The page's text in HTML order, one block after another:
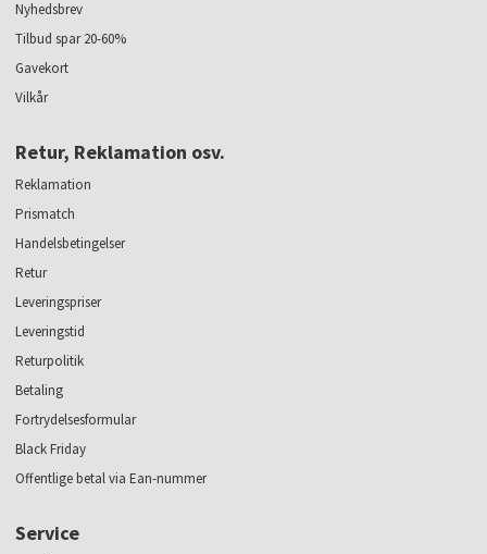
Nyhedsbrev
Tilbud spar 20-60%
Gavekort
Vilkår
Retur, Reklamation osv.
Reklamation
Prismatch
Handelsbetingelser
Retur
Leveringspriser
Leveringstid
Returpolitik
Betaling
Fortrydelsesformular
Black Friday
Offentlige betal via Ean-nummer
Service